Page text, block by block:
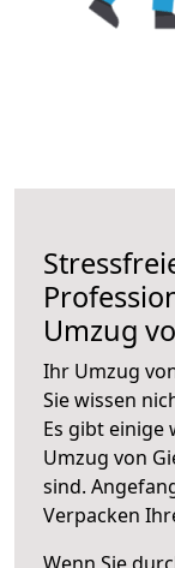
Umzug
Ihr Umzug
Sie wissen
Es gibt einige
Umzug von
sind.
Verpacken